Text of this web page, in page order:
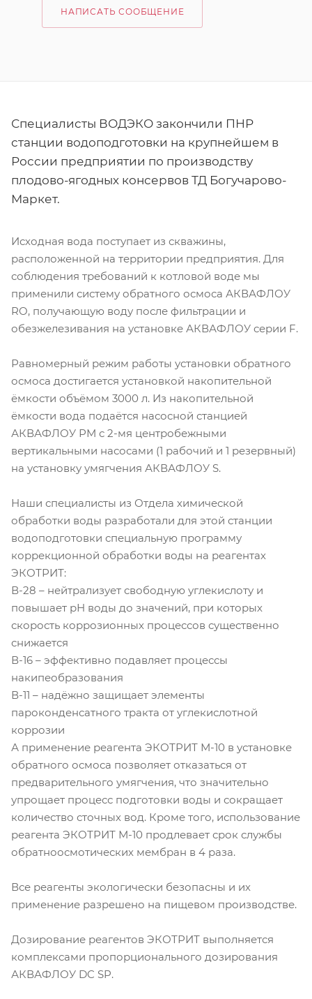
НАПИСАТЬ СООБЩЕНИЕ
Специалисты ВОДЭКО закончили ПНР
станции водоподготовки на крупнейшем в
России предприятии по производству
плодово-ягодных консервов ТД Богучарово-
Маркет.
Исходная вода поступает из скважины,
расположенной на территории предприятия. Для
соблюдения требований к котловой воде мы
применили систему обратного осмоса АКВАФЛОУ
RO, получающую воду после фильтрации и
обезжелезивания на установке АКВАФЛОУ серии F.
Равномерный режим работы установки обратного
осмоса достигается установкой накопительной
ёмкости объёмом 3000 л. Из накопительной
ёмкости вода подаётся насосной станцией
АКВАФЛОУ РМ с 2-мя центробежными
вертикальными насосами (1 рабочий и 1 резервный)
на установку умягчения АКВАФЛОУ S.
Наши специалисты из Отдела химической
обработки воды разработали для этой станции
водоподготовки специальную программу
коррекционной обработки воды на реагентах
ЭКОТРИТ:
В-28 – нейтрализует свободную углекислоту и
повышает рН воды до значений, при которых
скорость коррозионных процессов существенно
снижается
В-16 – эффективно подавляет процессы
накипеобразования
В-11 – надёжно защищает элементы
пароконденсатного тракта от углекислотной
коррозии
А применение реагента ЭКОТРИТ М-10 в установке
обратного осмоса позволяет отказаться от
предварительного умягчения, что значительно
упрощает процесс подготовки воды и сокращает
количество сточных вод. Кроме того, использование
реагента ЭКОТРИТ М-10 продлевает срок службы
обратноосмотических мембран в 4 раза.
Все реагенты экологически безопасны и их
применение разрешено на пищевом производстве.
Дозирование реагентов ЭКОТРИТ выполняется
комплексами пропорционального дозирования
АКВАФЛОУ DC SP.